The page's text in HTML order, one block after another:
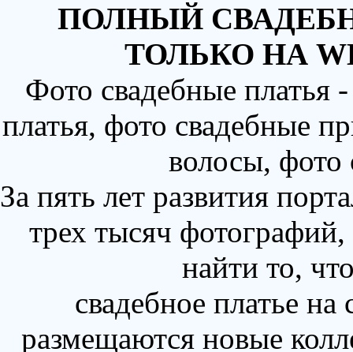
ПОЛНЫЙ
ТОЛЬКО НА
Фото свадебные
платья, фото свадебные
волосы,
За пять лет развития
трех тысяч
найти то,
свадебное платье
размещаются новые